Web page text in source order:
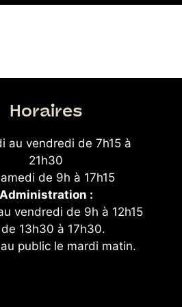
Horaires
au vendredi de 7h15 à
21h30
de 9h à 17h15
Administration :
vendredi de 9h à 12h15
13h30 à 17h30.
public le mardi matin.